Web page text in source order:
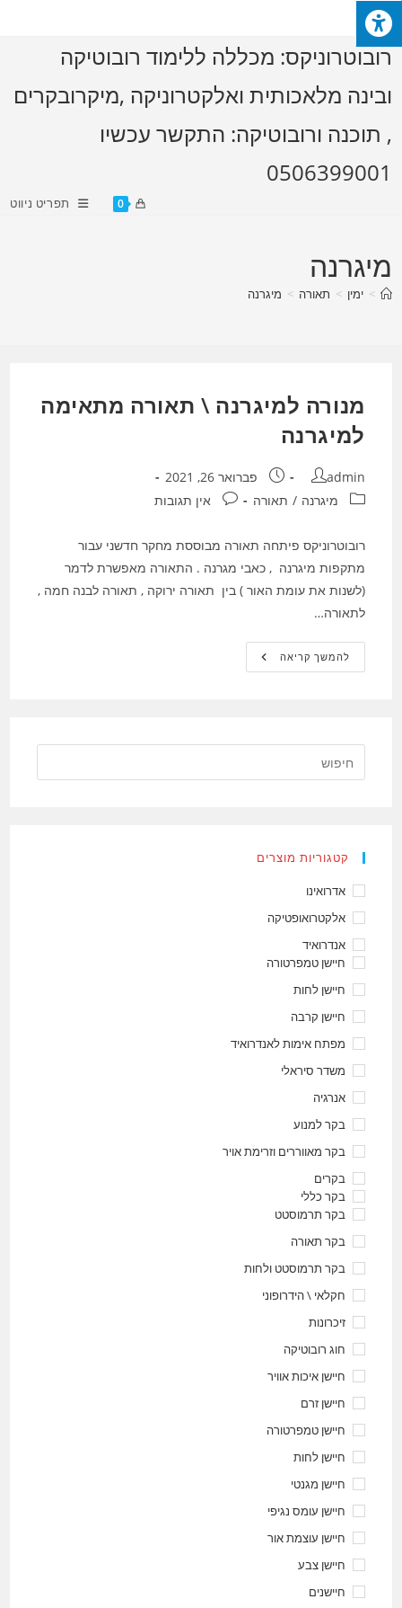
Skip
to
content
רובוטרוניקס: מכללה ללימוד רובוטיקה
ובינה מלאכותית ואלקטרוניקה ,מיקרובקרים
, תוכנה ורובוטיקה: התקשר עכשיו
0506399001
0 תפריט ניווט
מיגרנה
> ימין > תאורה > מיגרנה
מנורה למיגרנה \ תאורה מתאימה
למיגרנה
מחבר:
admin פורסם:פברואר 26, 2021
קטגוריה:מיגרנה / תאורה תגובות:אין תגובות
רובוטרוניקס פיתחה תאורה מבוססת מחקר חדשני עבור
מתקפות מיגרנה , כאבי מגרנה . התאורה מאפשרת לדמר
(לשנות את עומת האור ) בין תאורה ירוקה , תאורה לבנה חמה ,
לתאורה…
להמשך קריאהמנורה
למיגרנה
קטגוריות מוצרים
אדרואינו
אלקטרואופטיקה
אנדרואיד
חיישן טמפרטורה
חיישן לחות
חיישן קרבה
מפתח אימות לאנדרואיד
משדר סיראלי
אנרגיה
בקר למנוע
בקר מאווררים וזרימת אויר
בקרים
בקר כללי
בקר תרמוסטט
בקר תאורה
בקר תרמוסטט ולחות
חקלאי \ הידרופוני
זיכרונות
חוג רובוטיקה
חיישן איכות אוויר
חיישן זרם
חיישן טמפרטורה
חיישן לחות
חיישן מגנטי
חיישן עומס נגיפי
חיישן עוצמת אור
חיישן צבע
חיישנים